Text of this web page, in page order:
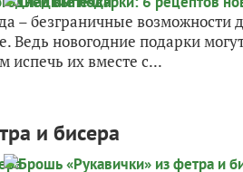
– безграничные возможности
Ведь новогодние подарки
испечь их вместе с...
и бисера